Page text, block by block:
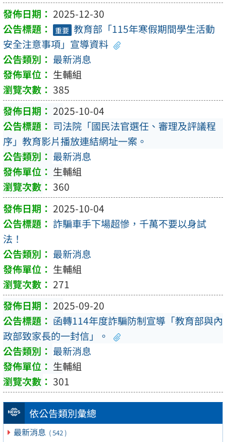
依公告類別彙總
最新消息 ( 542 )
2025-12-30
重要 教育部「115年寒假期間學生活動
安全注意事項」宣導資料
最新消息
生輔組
385
2025-10-04
司法院「國民法官選任、審理及評議程
序」教育影片播放連結網址一案。
最新消息
生輔組
360
2025-10-04
詐騙車手下場超慘，千萬不要以身試
法！
最新消息
生輔組
271
2025-09-20
函轉114年度詐騙防制宣導「教育部與內
政部致家長的一封信」。
最新消息
生輔組
301